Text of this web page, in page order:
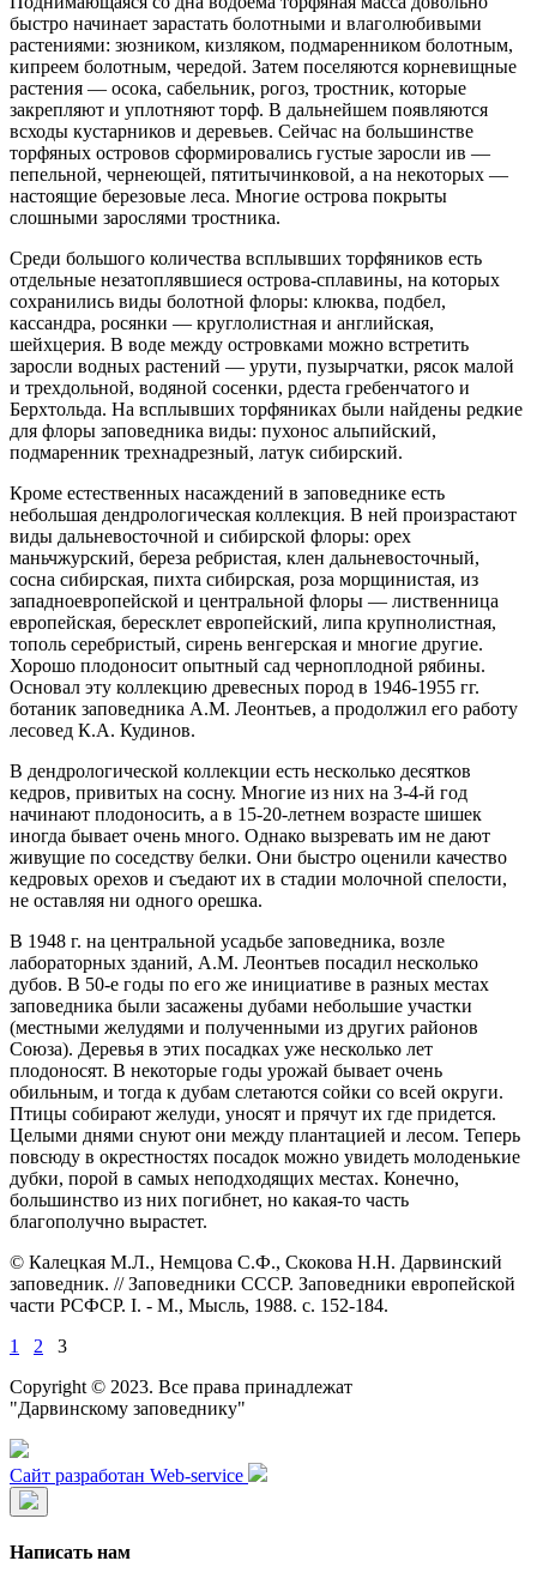
быстро начинает зарастать болотными и влаголюбивыми
растениями: зюзником, кизляком, подмаренником болотным,
кипреем болотным, чередой. Затем поселяются корневищные
растения — осока, сабельник, рогоз, тростник, которые
закрепляют и уплотняют торф. В дальнейшем появляются
всходы кустарников и деревьев. Сейчас на большинстве
торфяных островов сформировались густые заросли ив —
пепельной, чернеющей, пятитычинковой, а на некоторых —
настоящие березовые леса. Многие острова покрыты
слошными зарослями тростника.
Среди большого количества всплывших торфяников есть
отдельные незатоплявшиеся острова-сплавины, на которых
сохранились виды болотной флоры: клюква, подбел,
кассандра, росянки — круглолистная и английская,
шейхцерия. В воде между островками можно встретить
заросли водных растений — урути, пузырчатки, рясок малой
и трехдольной, водяной сосенки, рдеста гребенчатого и
Берхтольда. На всплывших торфяниках были найдены редкие
для флоры заповедника виды: пухонос альпийский,
подмаренник трехнадрезный, латук сибирский.
Кроме естественных насаждений в заповеднике есть
небольшая дендрологическая коллекция. В ней произрастают
виды дальневосточной и сибирской флоры: орех
маньчжурский, береза ребристая, клен дальневосточный,
сосна сибирская, пихта сибирская, роза морщинистая, из
западноевропейской и центральной флоры — лиственница
европейская, бересклет европейский, липа крупнолистная,
тополь серебристый, сирень венгерская и многие другие.
Хорошо плодоносит опытный сад черноплодной рябины.
Основал эту коллекцию древесных пород в 1946-1955 гг.
ботаник заповедника А.М. Леонтьев, а продолжил его работу
лесовед К.А. Кудинов.
В дендрологической коллекции есть несколько десятков
кедров, привитых на сосну. Многие из них на 3-4-й год
начинают плодоносить, а в 15-20-летнем возрасте шишек
иногда бывает очень много. Однако вызревать им не дают
живущие по соседству белки. Они быстро оценили качество
кедровых орехов и съедают их в стадии молочной спелости,
не оставляя ни одного орешка.
В 1948 г. на центральной усадьбе заповедника, возле
лабораторных зданий, А.М. Леонтьев посадил несколько
дубов. В 50-е годы по его же инициативе в разных местах
заповедника были засажены дубами небольшие участки
(местными желудями и полученными из других районов
Союза). Деревья в этих посадках уже несколько лет
плодоносят. В некоторые годы урожай бывает очень
обильным, и тогда к дубам слетаются сойки со всей округи.
Птицы собирают желуди, уносят и прячут их где придется.
Целыми днями снуют они между плантацией и лесом. Теперь
повсюду в окрестностях посадок можно увидеть молоденькие
дубки, порой в самых неподходящих местах. Конечно,
большинство из них погибнет, но какая-то часть
благополучно вырастет.
© Калецкая М.Л., Немцова С.Ф., Скокова Н.Н. Дарвинский
заповедник. // Заповедники СССР. Заповедники европейской
части РСФСР. I. - М., Мысль, 1988. с. 152-184.
1
2 3
Copyright © 2023. Все права принадлежат
"Дарвинскому заповеднику"
Сайт разработан Web-service
Написать нам